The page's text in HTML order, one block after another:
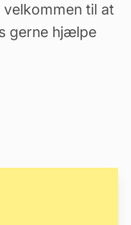
til at
gerne hjælpe